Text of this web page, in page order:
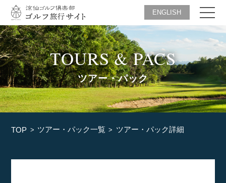
ENGLISH
TOURS & PACS
ツアー・パック
TOP ツアー・パック一覧 ツアー・パック詳細